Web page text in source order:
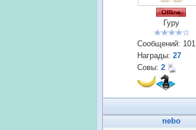
Гуру
Сообщений: 101
Награды: 27
Совы: 2
nebo